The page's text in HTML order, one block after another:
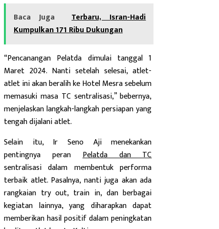
Baca Juga
Terbaru, Isran-Hadi
Kumpulkan 171 Ribu Dukungan
“Pencanangan Pelatda dimulai tanggal 1
Maret 2024. Nanti setelah selesai, atlet-
atlet ini akan beralih ke Hotel Mesra sebelum
memasuki masa TC sentralisasi,” bebernya,
menjelaskan langkah-langkah persiapan yang
tengah dijalani atlet.
Selain itu, Ir Seno Aji menekankan
pentingnya peranPelatda dan TC
sentralisasi dalam membentuk performa
terbaik atlet. Pasalnya, nanti juga akan ada
rangkaian try out, train in, dan berbagai
kegiatan lainnya, yang diharapkan dapat
memberikan hasil positif dalam peningkatan